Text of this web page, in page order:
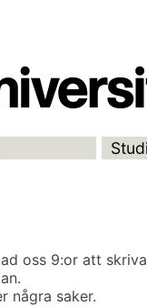
oss 9:or att
några saker.